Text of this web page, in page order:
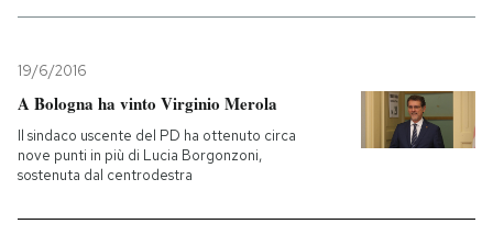
Internet
Scienza
Economia
19/6/2016
A Bologna ha vinto Virginio Merola
Il sindaco uscente del PD ha ottenuto circa
nove punti in più di Lucia Borgonzoni,
sostenuta dal centrodestra